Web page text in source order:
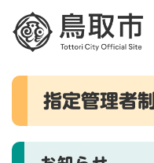
メニュ
本
指定管理者